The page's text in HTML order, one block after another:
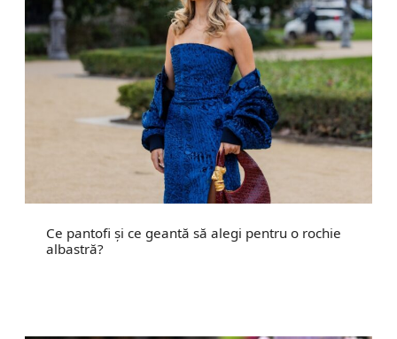
Ce pantofi și ce geantă să alegi pentru o rochie
albastră?